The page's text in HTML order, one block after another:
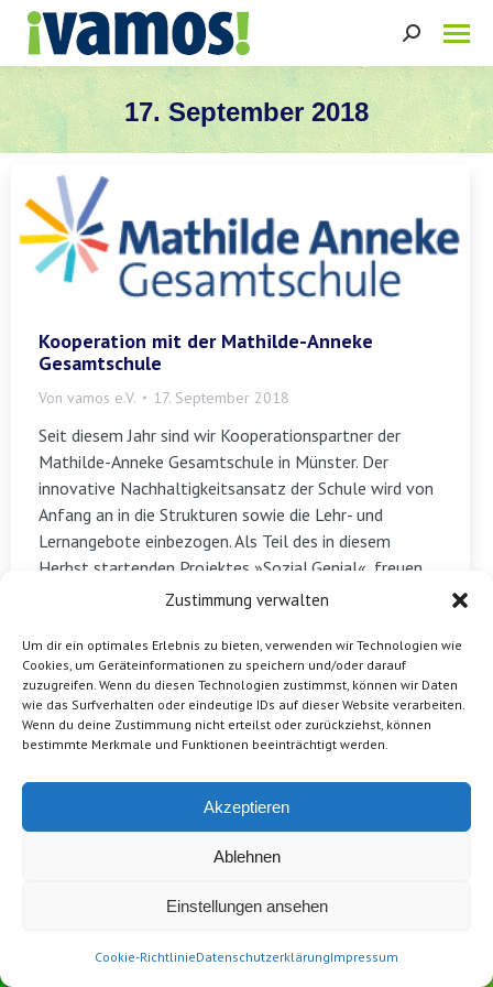
Zustimmung verwalten
Um dir ein optimales Erlebnis zu bieten, verwenden wir Technologien wie
Cookies, um Geräteinformationen zu speichern und/oder darauf
zuzugreifen. Wenn du diesen Technologien zustimmst, können wir Daten
wie das Surfverhalten oder eindeutige IDs auf dieser Website verarbeiten.
Wenn du deine Zustimmung nicht erteilst oder zurückziehst, können
bestimmte Merkmale und Funktionen beeinträchtigt werden.
Akzeptieren
Ablehnen
Einstellungen ansehen
Cookie-RichtlinieDatenschutzerklärungImpressum
Search:
17. September 2018
Sie befinden sich hier:
Kooperation mit der Mathilde-Anneke
Gesamtschule
Von vamos e.V. 17. September 2018
Seit diesem Jahr sind wir Kooperationspartner der
Mathilde-Anneke Gesamtschule in Münster. Der
innovative Nachhaltigkeitsansatz der Schule wird von
Anfang an in die Strukturen sowie die Lehr- und
Lernangebote einbezogen. Als Teil des in diesem
Herbst startenden Projektes »Sozial.Genial«, freuen
wir uns auf eine gute Zusammenarbeit. Dabei werden
das Thema »PlanetPlastic« beleuchten.
Mehr zu Planet Plastic